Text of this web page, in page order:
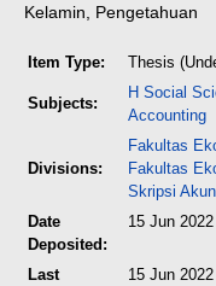
Kelamin, Pengetahuan
Item Type: Thesis
Subjects:
H Social
Accounting
Divisions:
Fakultas
Fakultas
Skripsi
Date
Deposited:
15 Jun
Last
15 Jun